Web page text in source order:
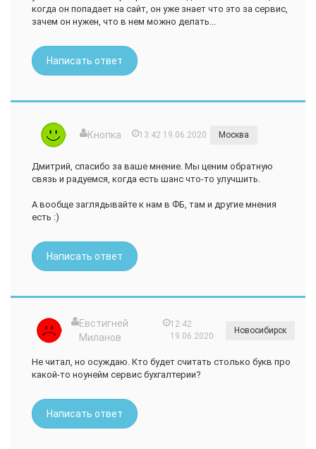
когда он попадает на сайт, он уже знает что это за сервис,
зачем он нужен, что в нем можно делать...
Написать ответ
Кнопка 13:42 19.06.2020 Москва
Дмитрий, спасибо за ваше мнение. Мы ценим обратную
связь и радуемся, когда есть шанс что-то улучшить.
А вообще заглядывайте к нам в ФБ, там и другие мнения
есть :)
Написать ответ
Евстигней
Миланов
12:42
19.06.2020
Новосибирск
Не читал, но осуждаю. Кто будет считать столько букв про
какой-то ноунейм сервис бухгалтерии?
Написать ответ